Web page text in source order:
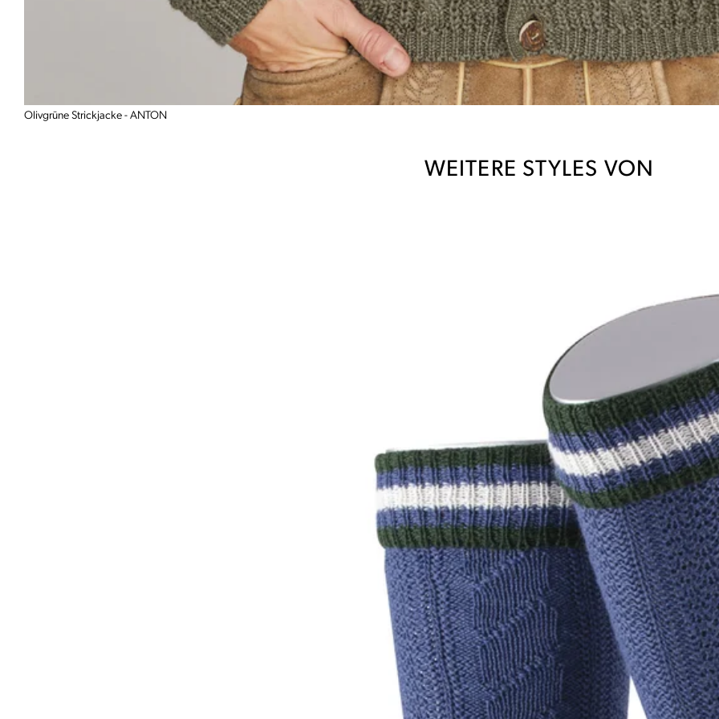
Olivgrüne Strickjacke - ANTON
WEITERE STYLES VON